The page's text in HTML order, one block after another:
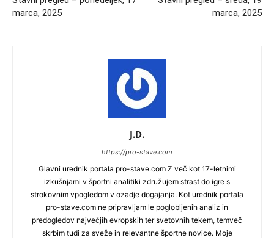
marca, 2025
marca, 2025
J.D.
https://pro-stave.com
Glavni urednik portala pro-stave.com Z več kot 17-letnimi
izkušnjami v športni analitiki združujem strast do igre s
strokovnim vpogledom v ozadje dogajanja. Kot urednik portala
pro-stave.com ne pripravljam le poglobljenih analiz in
predogledov največjih evropskih ter svetovnih tekem, temveč
skrbim tudi za sveže in relevantne športne novice. Moje